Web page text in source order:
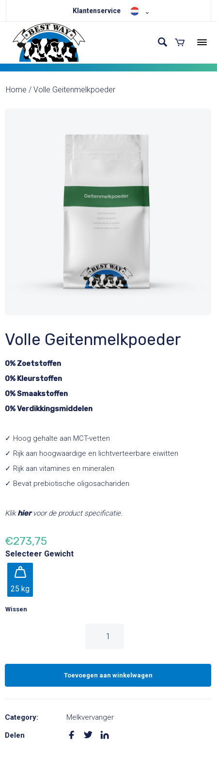
Klantenservice
Home / Volle Geitenmelkpoeder
Volle Geitenmelkpoeder
0% Zoetstoffen
0% Kleurstoffen
0% Smaakstoffen
0% Verdikkingsmiddelen
✓ Hoog gehalte aan MCT-vetten
✓ Rijk aan hoogwaardige en lichtverteerbare eiwitten
✓ Rijk aan vitamines en mineralen
✓ Bevat prebiotische oligosachariden
Klikhier voor de product specificatie.
€273,75
Selecteer Gewicht
25 kg
Wissen
Toevoegen aan winkelwagen
lCategory: Melkvervanger
Delen